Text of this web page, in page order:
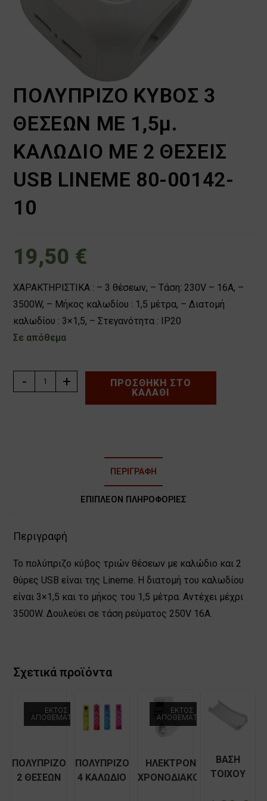
ΠΟΛΥΠΡΙΖΟ ΚΥΒΟΣ 3
ΘΕΣΕΩΝ ΜΕ 1,5μ.
ΚΑΛΩΔΙΟ ΜΕ 2 ΘΕΣΕΙΣ
USB LINEME 80-00142-
10
19,50 €
ΧΑΡΑΚΤΗΡΙΣΤΙΚΑ : – 3 θέσεων, – Τάση: 230V – 16A, –
3500W, – Μήκος καλωδίου : 1,5 μέτρα, – Διατομή
καλωδίου : 3×1,5, – Στεγανότητα : IP20
Σε απόθεμα
ΠΟΛΥΠΡΙΖΟ
ΚΥΒΟΣ
LINEME
10
ποσότητα
- +
ΠΡΟΣΘΉΚΗ ΣΤΟ
ΚΑΛΆΘΙ
ΠΕΡΙΓΡΑΦΉ
ΕΠΙΠΛΈΟΝ ΠΛΗΡΟΦΟΡΊΕΣ
Περιγραφή
Το πολύπριζο κύβος τριών θέσεων με καλώδιο και 2
θύρες USB είναι της Lineme. Η διατομή του καλωδίου
είναι 3×1,5 και το μήκος του 1,5 μέτρα. Αντέχει μέχρι
3500W. Δουλεύει σε τάση ρεύματος 250V 16A.
Σχετικά προϊόντα
ΕΚΤΌΣ
ΑΠΟΘΈΜΑΤΟΣ
ΠΟΛΥΠΡΙΖΟ
2 ΘΕΣΕΩΝ
ΠΟΛΥΠΡΙΖΟ
4 ΚΑΛΩΔΙΟ
ΕΚΤΌΣ
ΑΠΟΘΈΜΑΤΟΣ
ΗΛΕΚΤΡΟΝΙΚΟΣ
ΧΡΟΝΟΔΙΑΚΟΠΤΗΣ
ΒΑΣΗ
ΤΟΙΧΟΥ